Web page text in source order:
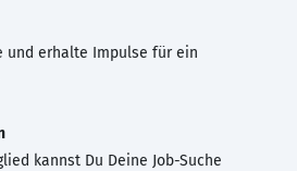
und erhalte Impulse für ein
kannst Du Deine Job-Suche